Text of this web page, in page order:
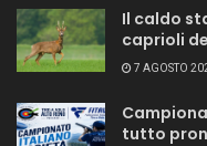
Il caldo
caprioli
7 AGOSTO
tutto